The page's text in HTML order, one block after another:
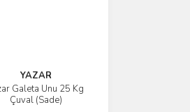
YAZAR
Galeta Unu 25 Kg
Çuval (Sade)
İncele